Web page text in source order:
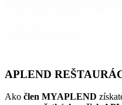
APLEND
Ako člen MYAPLEND